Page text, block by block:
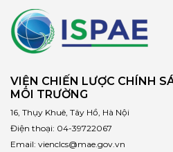
VIỆN CHIẾN LƯỢC CHÍNH
MÔI TRƯỜNG
16, Thụy Khuê, Tây Hồ, Hà Nội
Điện thoại: 04-39722067
Email: vienclcs@mae.gov.vn